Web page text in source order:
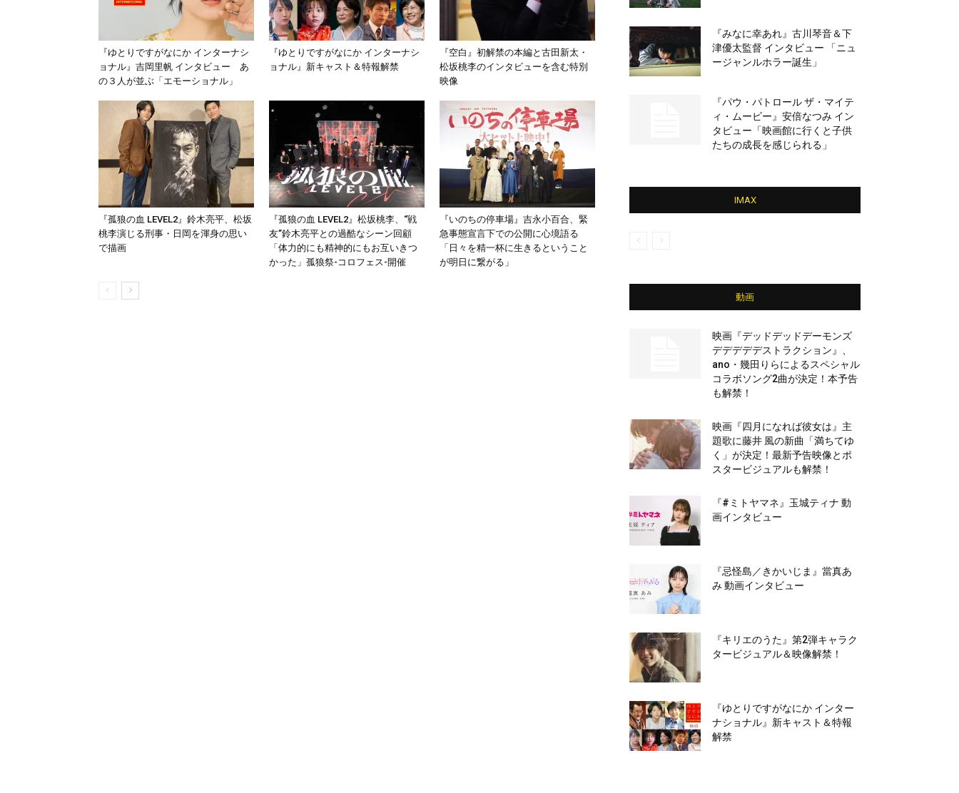
『ゆとりですがなにか インターナシ
ョナル』吉岡里帆 インタビュー あ
の３人が並ぶ「エモーショナル」
『ゆとりですがなにか インターナシ
ョナル』新キャスト＆特報解禁
『空白』初解禁の本編と古田新太・
松坂桃李のインタビューを含む特別
映像
『孤狼の血 LEVEL2』鈴木亮平、松坂
桃李演じる刑事・日岡を渾身の思い
で描画
『孤狼の血 LEVEL2』松坂桃李、“戦
友”鈴木亮平との過酷なシーン回顧
「体力的にも精神的にもお互いきつ
かった」孤狼祭-コロフェス-開催
『いのちの停車場』吉永小百合、緊
急事態宣言下での公開に心境語る
「日々を精一杯に生きるということ
が明日に繋がる」
『みなに幸あれ』古川琴音＆下
津優太監督 インタビュー 「ニュ
ージャンルホラー誕生」
『パウ・パトロール ザ・マイテ
ィ・ムービー』安倍なつみ イン
タビュー「映画館に行くと子供
たちの成長を感じられる」
IMAX
動画
映画『デッドデッドデーモンズ
デデデデデストラクション』、
ano・幾田りらによるスペシャル
コラボソング2曲が決定！本予告
も解禁！
映画『四月になれば彼女は』主
題歌に藤井 風の新曲「満ちてゆ
く」が決定！最新予告映像とポ
スタービジュアルも解禁！
『#ミトヤマネ』玉城ティナ 動
画インタビュー
『忌怪島／きかいじま』當真あ
み 動画インタビュー
『キリエのうた』第2弾キャラク
タービジュアル＆映像解禁！
『ゆとりですがなにか インター
ナショナル』新キャスト＆特報
解禁